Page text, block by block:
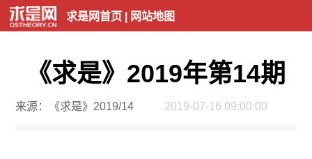
求是网首页| 网站地图
《求是》2019年第14期
来源：《求是》2019/14 2019-07-16 09:00:00